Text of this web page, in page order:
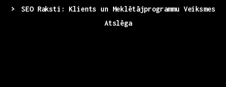
SEO Raksti: Klients un Meklētājprogrammu Veiksmes
Atslēga